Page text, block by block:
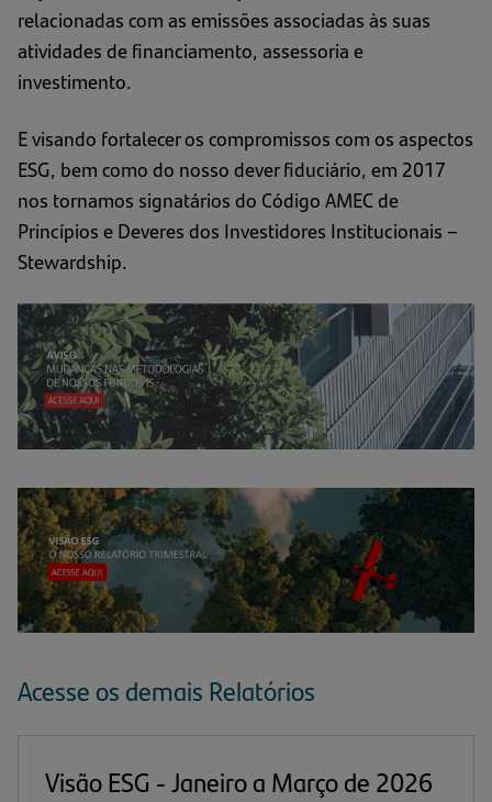
relacionadas com as emissões associadas às suas
atividades de financiamento, assessoria e
investimento.
E visando fortalecer os compromissos com os aspectos
ESG, bem como do nosso dever fiduciário, em 2017
nos tornamos signatários do Código AMEC de
Princípios e Deveres dos Investidores Institucionais –
Stewardship.
Acesse os demais Relatórios
Visão ESG - Janeiro a Março de 2026